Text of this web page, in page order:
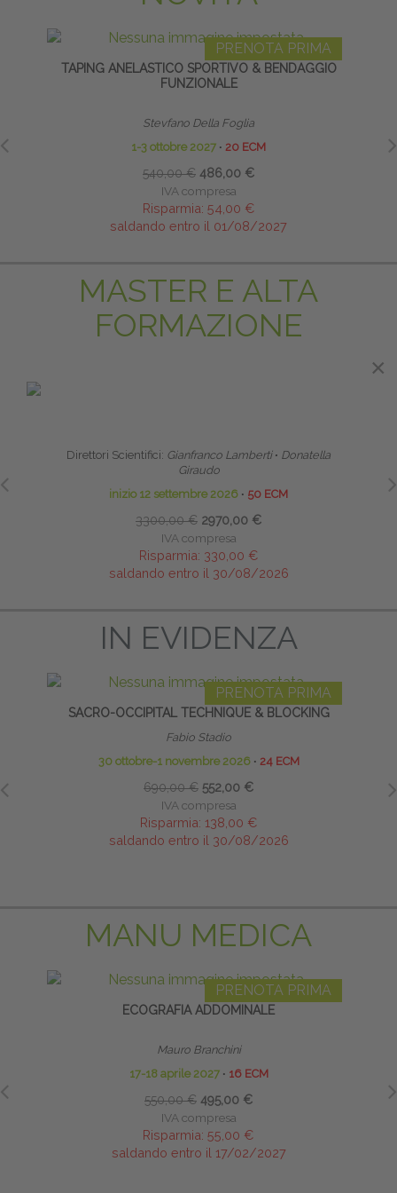
PRENOTA PRIMA
TAPING ANELASTICO SPORTIVO & BENDAGGIO
FUNZIONALE
Stevfano Della Foglia
1-3 ottobre 2027 ∙ 20 ECM
540,00 € 486,00 €
IVA compresa
Risparmia: 54,00 €
saldando entro il 01/08/2027
MASTER E ALTA
FORMAZIONE
Direttori Scientifici: Gianfranco Lamberti ∙ Donatella
Giraudo
inizio 12 settembre 2026 ∙ 50 ECM
3300,00 € 2970,00 €
IVA compresa
Risparmia: 330,00 €
saldando entro il 30/08/2026
IN EVIDENZA
PRENOTA PRIMA
SACRO-OCCIPITAL TECHNIQUE & BLOCKING
Fabio Stadio
30 ottobre-1 novembre 2026 ∙ 24 ECM
690,00 € 552,00 €
IVA compresa
Risparmia: 138,00 €
saldando entro il 30/08/2026
MANU MEDICA
PRENOTA PRIMA
ECOGRAFIA ADDOMINALE
Mauro Branchini
17-18 aprile 2027 ∙ 16 ECM
550,00 € 495,00 €
IVA compresa
Risparmia: 55,00 €
saldando entro il 17/02/2027
×
×